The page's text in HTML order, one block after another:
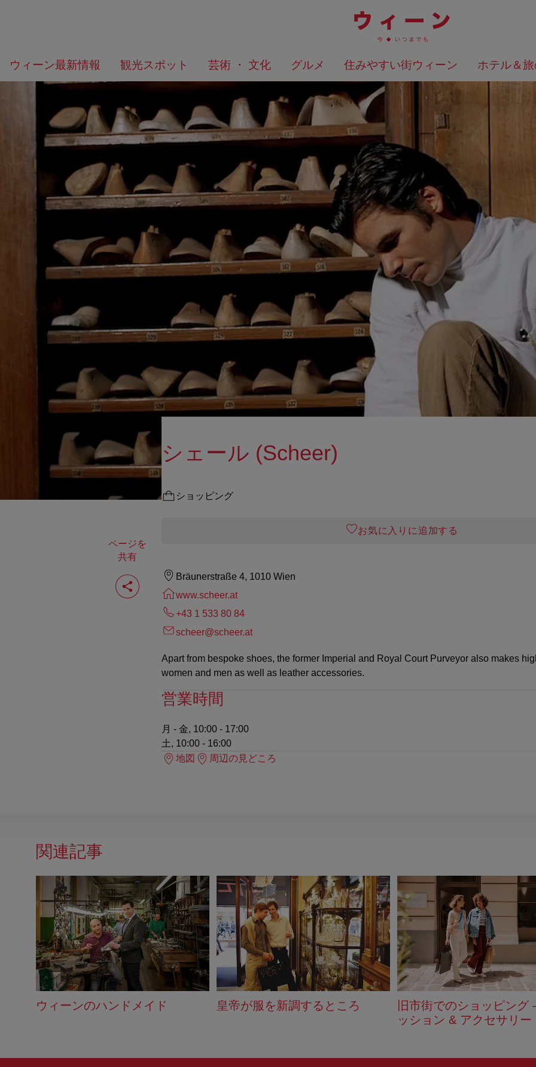
ニ
の
ウィーン最新情報 観光スポット 芸術 ・ 文化 グルメ 住みやすい街ウィーン ホテル＆
何
を
お
で
す
か？
検索結果を地図上に表
ページを
共有
ペ
ー
ジ
シェール (Scheer)
ショッピング
お気に入りに追加する
Bräunerstraße 4, 1010 Wien
www.scheer.at
+43 1 533 80 84
scheer@scheer.at
Apart from bespoke shoes, the former Imperial and Royal Court Purveyor also makes
women and men as well as leather accessories.
営業時間
月 - 金, 10:00 - 17:00
土, 10:00 - 16:00
地図
周辺の見どころ
関連記事
ウィーンのハンドメイド 皇帝が服を新調するところ
旧市街でのショッピング
ッション & アクセサリー